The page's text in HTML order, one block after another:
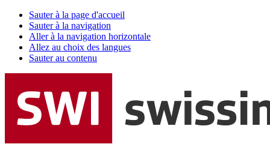
Sauter à la page d'accueil
Sauter à la navigation
Aller à la navigation horizontale
Allez au choix des langues
Sauter au contenu